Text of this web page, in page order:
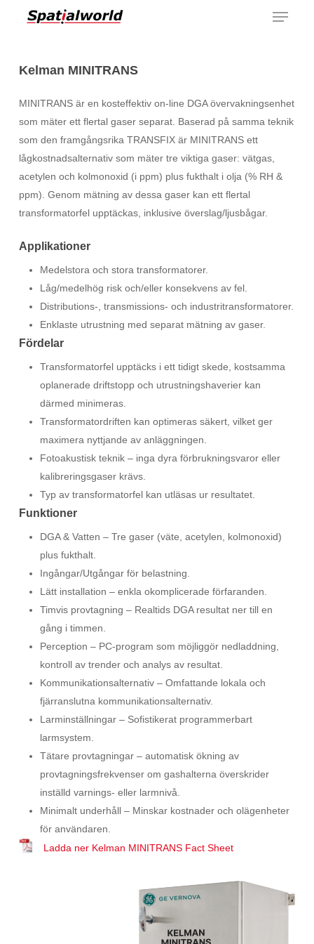
Menu
Kelman MINITRANS
MINITRANS är en kosteffektiv on-line DGA övervakningsenhet
som mäter ett flertal gaser separat. Baserad på samma teknik
som den framgångsrika TRANSFIX är MINITRANS ett
lågkostnadsalternativ som mäter tre viktiga gaser: vätgas,
acetylen och kolmonoxid (i ppm) plus fukthalt i olja (% RH &
ppm). Genom mätning av dessa gaser kan ett flertal
transformatorfel upptäckas, inklusive överslag/ljusbågar.
Applikationer
Medelstora och stora transformatorer.
Låg/medelhög risk och/eller konsekvens av fel.
Distributions-, transmissions- och industritransformatorer.
Enklaste utrustning med separat mätning av gaser.
Fördelar
Transformatorfel upptäcks i ett tidigt skede, kostsamma
oplanerade driftstopp och utrustningshaverier kan
därmed minimeras.
Transformatordriften kan optimeras säkert, vilket ger
maximera nyttjande av anläggningen.
Fotoakustisk teknik – inga dyra förbrukningsvaror eller
kalibreringsgaser krävs.
Typ av transformatorfel kan utläsas ur resultatet.
Funktioner
DGA & Vatten – Tre gaser (väte, acetylen, kolmonoxid)
plus fukthalt.
Ingångar/Utgångar för belastning.
Lätt installation – enkla okomplicerade förfaranden.
Timvis provtagning – Realtids DGA resultat ner till en
gång i timmen.
Perception – PC-program som möjliggör nedladdning,
kontroll av trender och analys av resultat.
Kommunikationsalternativ – Omfattande lokala och
fjärranslutna kommunikationsalternativ.
Larminställningar – Sofistikerat programmerbart
larmsystem.
Tätare provtagningar – automatisk ökning av
provtagningsfrekvenser om gashalterna överskrider
inställd varnings- eller larmnivå.
Minimalt underhåll – Minskar kostnader och olägenheter
för användaren.
Ladda ner Kelman MINITRANS Fact Sheet